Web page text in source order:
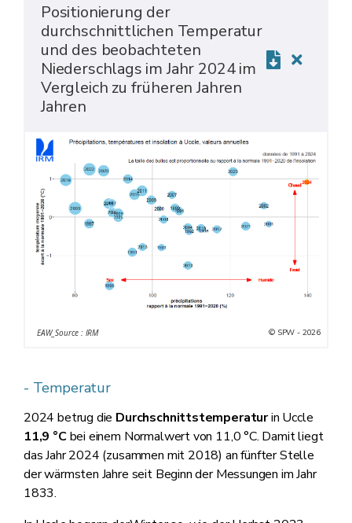
Positionierung der
durchschnittlichen Temperatur
und des beobachteten
Niederschlags im Jahr 2024 im
Vergleich zu früheren Jahren
Jahren
EAW_Source : IRM © SPW - 2026
- Temperatur
2024 betrug die Durchschnittstemperaturin Uccle
11,9 °Cbei einem Normalwert von 11,0 °C. Damit liegt
das Jahr 2024 (zusammen mit 2018) an fünfter Stelle
der wärmsten Jahre seit Beginn der Messungen im Jahr
1833.